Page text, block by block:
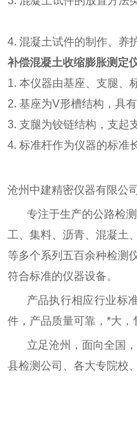
4. 混凝土试件的制作、养
补偿混凝土收缩膨胀测定
1. 本仪器由基座、支腿、
2. 基座为V形槽结构，具
3. 支腿为铰链结构，支起
4. 标准杆作为仪器的标准
沧州中建精密仪器有限公
专注于生产的公路检
工、集料、沥青、混凝土
等多个系列五百余种检测
符合标准的仪器设备。
产品执行相应行业标
件，产品质量可靠，*大，
立足沧州，面向全国
县检测公司、各大专院校